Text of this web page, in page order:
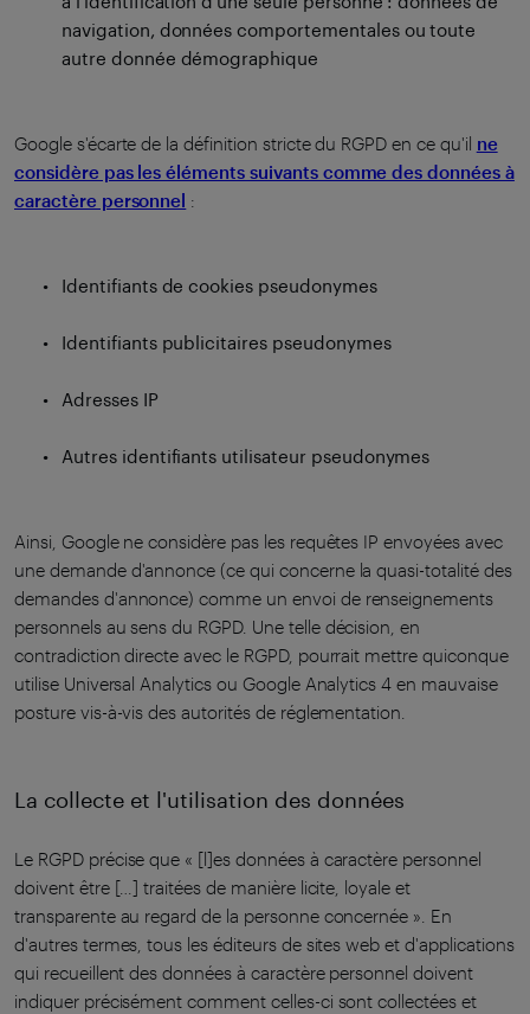
navigation, données comportementales ou toute
autre donnée démographique
Google s'écarte de la définition stricte du RGPD en ce qu'il ne
considère pas les éléments suivants comme des données à
caractère personnel :
Identifiants de cookies pseudonymes
Identifiants publicitaires pseudonymes
Adresses IP
Autres identifiants utilisateur pseudonymes
Ainsi, Google ne considère pas les requêtes IP envoyées avec
une demande d'annonce (ce qui concerne la quasi-totalité des
demandes d'annonce) comme un envoi de renseignements
personnels au sens du RGPD. Une telle décision, en
contradiction directe avec le RGPD, pourrait mettre quiconque
utilise Universal Analytics ou Google Analytics 4 en mauvaise
posture vis-à-vis des autorités de réglementation.
La collecte et l'utilisation des données
Le RGPD précise que « [l]es données à caractère personnel
doivent être […] traitées de manière licite, loyale et
transparente au regard de la personne concernée ». En
d'autres termes, tous les éditeurs de sites web et d'applications
qui recueillent des données à caractère personnel doivent
indiquer précisément comment celles-ci sont collectées et